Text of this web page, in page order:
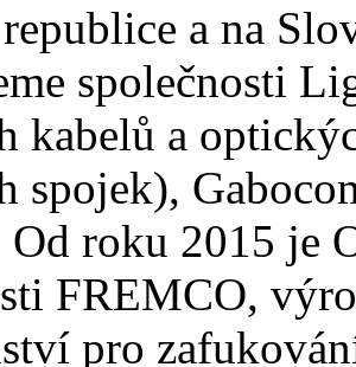
a na
společnosti
kabelů a
spojek),
roku 2015 je
FREMCO,
pro